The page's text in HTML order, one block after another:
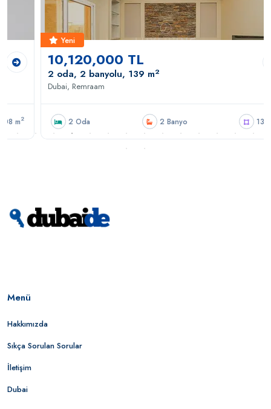
Yeni
10,120,000 TL
2 oda, 2 banyolu, 139 m 2
Dubai, Remraam
2 Oda 2 Banyo 139 m2
Menü
Hakkımızda
Sıkça Sorulan Sorular
İletişim
Dubai